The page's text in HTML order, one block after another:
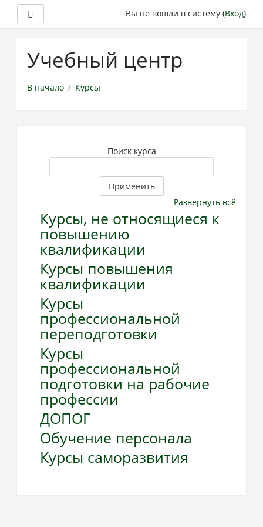
основному
Вы не вошли в систему (Вход)
Учебный центр
В начало Курсы
Поиск курса
Применить
Развернуть всё
Курсы, не относящиеся к
повышению
квалификации
Курсы повышения
квалификации
Курсы
профессиональной
переподготовки
Курсы
профессиональной
подготовки на рабочие
профессии
ДОПОГ
Обучение персонала
Курсы саморазвития